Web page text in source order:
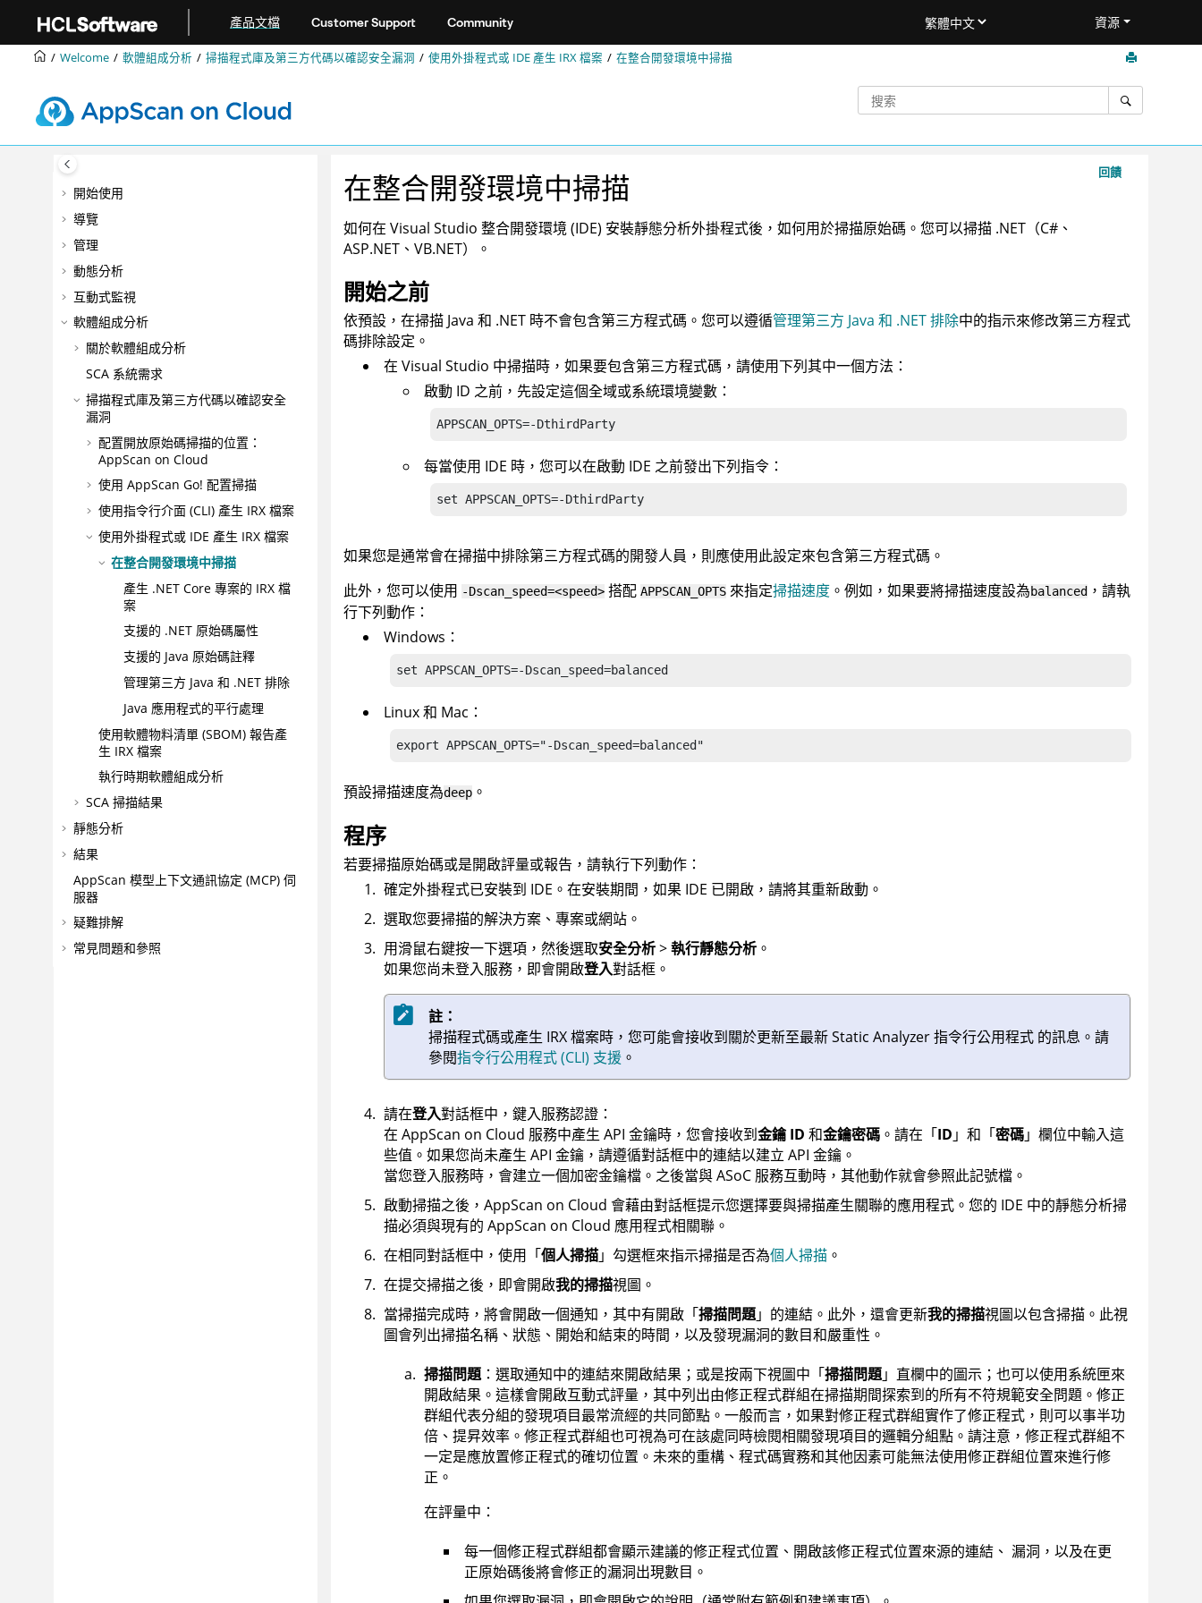
產品文檔 Customer Support Community 資源
Welcome 軟體組成分析 掃描程式庫及第三方代碼以確認安全漏洞 使用外掛程式或 IDE 產生 IRX檔案 在整合開發環境中掃描
開始使用
導覽
管理
動態分析
互動式監視
軟體組成分析
關於軟體組成分析
SCA 系統需求
掃描程式庫及第三方代碼以確認安全
漏洞
配置開放原始碼掃描的位置：
AppScan on Cloud
使用 AppScan Go! 配置掃描
使用指令行介面 (CLI) 產生 IRX 檔案
使用外掛程式或 IDE 產生 IRX 檔案
在整合開發環境中掃描
產生 .NET Core 專案的 IRX 檔
案
支援的 .NET 原始碼屬性
支援的 Java 原始碼註釋
管理第三方 Java 和 .NET 排除
Java 應用程式的平行處理
使用軟體物料清單 (SBOM) 報告產
生 IRX 檔案
執行時期軟體組成分析
SCA 掃描結果
靜態分析
結果
AppScan 模型上下文通訊協定 (MCP) 伺
服器
疑難排解
常見問題和參照
回饋
在整合開發環境中掃描
如何在 Visual Studio 整合開發環境 (IDE) 安裝靜態分析外掛程式後，如何用於掃描原始碼。您可以掃描 .NET（C#、
ASP.NET、VB.NET）。
開始之前
依預設，在掃描 Java 和 .NET 時不會包含第三方程式碼。您可以遵循管理第三方 Java 和 .NET 排除中的指示來修改第三方程式
碼排除設定。
在 Visual Studio 中掃描時，如果要包含第三方程式碼，請使用下列其中一個方法：
啟動 ID 之前，先設定這個全域或系統環境變數：
APPSCAN_OPTS=-DthirdParty
每當使用 IDE 時，您可以在啟動 IDE 之前發出下列指令：
set APPSCAN_OPTS=-DthirdParty
如果您是通常會在掃描中排除第三方程式碼的開發人員，則應使用此設定來包含第三方程式碼。
此外，您可以使用 -Dscan_speed=<speed>搭配 APPSCAN_OPTS來指定掃描速度。例如，如果要將掃描速度設為balanced，請執
行下列動作：
Windows：
set APPSCAN_OPTS=-Dscan_speed=balanced
Linux 和 Mac：
export APPSCAN_OPTS="-Dscan_speed=balanced"
預設掃描速度為deep。
程序
若要掃描原始碼或是開啟評量或報告，請執行下列動作：
確定外掛程式已安裝到 IDE。在安裝期間，如果 IDE 已開啟，請將其重新啟動。
選取您要掃描的解決方案、專案或網站。
用滑鼠右鍵按一下選項，然後選取安全分析>執行靜態分析。
如果您尚未登入服務，即會開啟登入對話框。
註：
掃描程式碼或產生 IRX檔案時，您可能會接收到關於更新至最新Static Analyzer 指令行公用程式的訊息。 請
參閱指令行公用程式 (CLI) 支援。
請在登入對話框中，鍵入服務認證：
在 AppScan on Cloud 服務中產生 API 金鑰時，您會接收到金鑰 ID 和金鑰密碼。請在「ID 」和「密碼」欄位中輸入這
些值。如果您尚未產生 API 金鑰，請遵循對話框中的連結以建立 API 金鑰。
當您登入服務時，會建立一個加密金鑰檔。之後當與ASoC服務互動時，其他動作就會參照此記號檔。
啟動掃描之後， AppScan on Cloud 會藉由對話框提示您選擇要與掃描產生關聯的應用程式。您的 IDE 中的靜態分析掃
描必須與現有的 AppScan on Cloud 應用程式相關聯。
在相同對話框中，使用「個人掃描」勾選框來指示掃描是否為個人掃描。
在提交掃描之後，即會開啟我的掃描視圖。
當掃描完成時，將會開啟一個通知，其中有開啟「掃描問題」的連結。此外，還會更新我的掃描視圖以包含掃描。此視
圖會列出掃描名稱、狀態、開始和結束的時間，以及發現漏洞的數目和嚴重性。
掃描問題：選取通知中的連結來開啟結果；或是按兩下視圖中「掃描問題」直欄中的圖示；也可以使用系統匣來
開啟結果。這樣會開啟互動式評量，其中列出由修正程式群組在掃描期間探索到的所有不符規範安全問題。 修正
群組代表分組的發現項目最常流經的共同節點。一般而言，如果對修正程式群組實作了修正程式，則可以事半功
倍、提昇效率。修正程式群組也可視為可在該處同時檢閱相關發現項目的邏輯分組點。請注意，修正程式群組不
一定是應放置修正程式的確切位置。未來的重構、程式碼實務和其他因素可能無法使用修正群組位置來進行修
正。
在評量中：
每一個修正程式群組都會顯示建議的修正程式位置、開啟該修正程式位置來源的連結、 漏洞，以及在更
正原始碼後將會修正的漏洞出現數目。